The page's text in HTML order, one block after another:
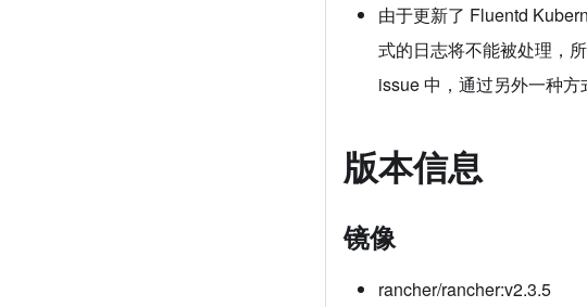
由于更新了 Fluentd
式的日志将不能被处理，
issue 中，通过另外一种
版本信息
镜像
rancher/rancher:v2.3.5